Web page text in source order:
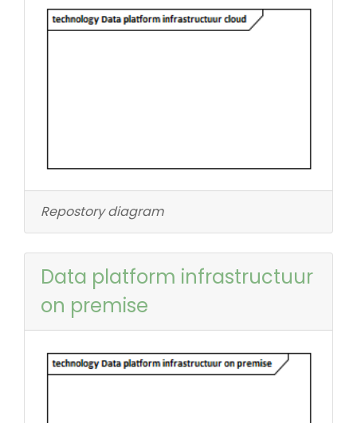
Repostory diagram
Data platform infrastructuur
on premise